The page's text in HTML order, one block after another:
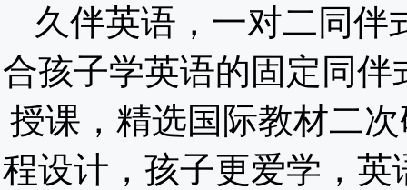
久伴英语，一对二同伴
合孩子学英语的固定同
授课，精选国际教材二
程设计，孩子更爱学，